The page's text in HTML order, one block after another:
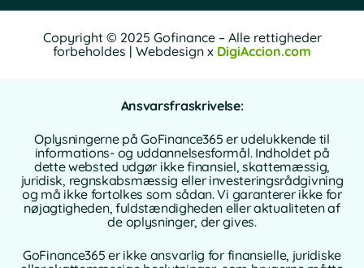
Copyright © 2025 Gofinance – Alle rettigheder
forbeholdes | Webdesign x DigiAccion.com
Ansvarsfraskrivelse:
Oplysningerne på GoFinance365 er udelukkende til
informations- og uddannelsesformål. Indholdet på
dette websted udgør ikke finansiel, skattemæssig,
juridisk, regnskabsmæssig eller investeringsrådgivning
og må ikke fortolkes som sådan. Vi garanterer ikke for
nøjagtigheden, fuldstændigheden eller aktualiteten af
de oplysninger, der gives.
GoFinance365 er ikke ansvarlig for finansielle, juridiske